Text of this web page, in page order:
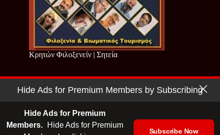
Κρητών Φιλοξενείν | Σητεία
Copyright © 2026 - Cretan Business | Κρητών Επιχειρείν
Hide Ads for Premium Members by Subscribing
Hide Ads for Premium
Members.
Hide Ads for Premium
Subscribe Now